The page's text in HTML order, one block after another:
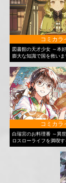
コミカラ
図書館の天才少女 ～本
膨大な知識で国を救いま
コミカラ
白瑞宮のお料理番 ～異
ロスローライフを満喫す